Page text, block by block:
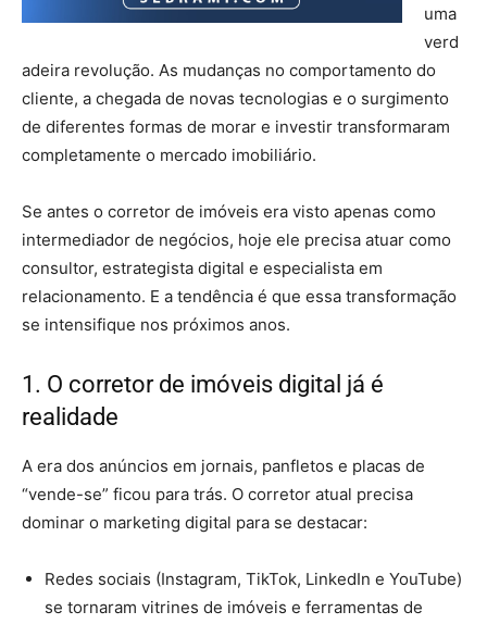
uma
verd
adeira revolução. As mudanças no comportamento do
cliente, a chegada de novas tecnologias e o surgimento
de diferentes formas de morar e investir transformaram
completamente o mercado imobiliário.
Se antes o corretor de imóveis era visto apenas como
intermediador de negócios, hoje ele precisa atuar como
consultor, estrategista digital e especialista em
relacionamento. E a tendência é que essa transformação
se intensifique nos próximos anos.
1. O corretor de imóveis digital já é
realidade
A era dos anúncios em jornais, panfletos e placas de
“vende-se” ficou para trás. O corretor atual precisa
dominar o marketing digital para se destacar:
Redes sociais (Instagram, TikTok, LinkedIn e YouTube)
se tornaram vitrines de imóveis e ferramentas de